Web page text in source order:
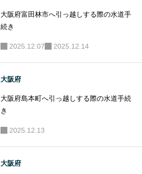
大阪府富田林市へ引っ越しする際の水道手
続き
2025.12.07 2025.12.14
大阪府
大阪府島本町へ引っ越しする際の水道手続
き
2025.12.13
大阪府